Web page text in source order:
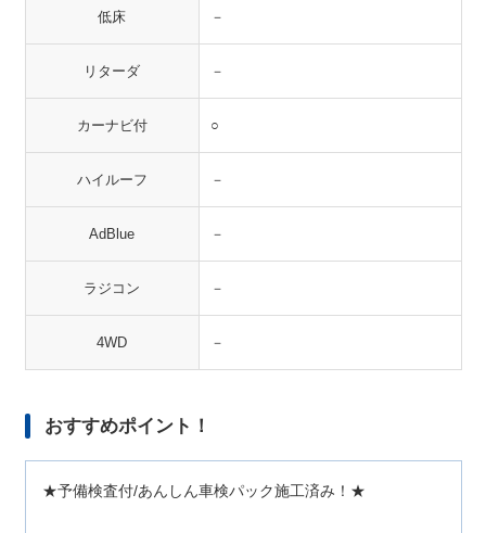
低床 －
リターダ －
カーナビ付 ○
ハイルーフ －
AdBlue －
ラジコン －
4WD －
おすすめポイント！
★予備検査付/あんしん車検パック施工済み！★